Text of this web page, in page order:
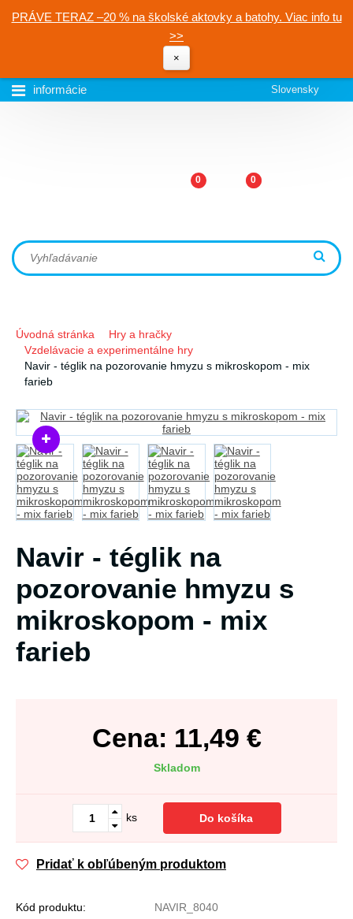
PRÁVE TERAZ –20 % na školské aktovky a batohy. Viac info tu
>>
×
informácie Slovensky
0 0
Úvodná stránka
Hry a hračky
Vzdelávacie a experimentálne hry
Navir - téglik na pozorovanie hmyzu s mikroskopom - mix
farieb
Navir - téglik na
pozorovanie hmyzu s
mikroskopom - mix
farieb
Cena: 11,49 €
Skladom
ks Do košíka
Pridať k obľúbeným produktom
Kód produktu:
NAVIR_8040